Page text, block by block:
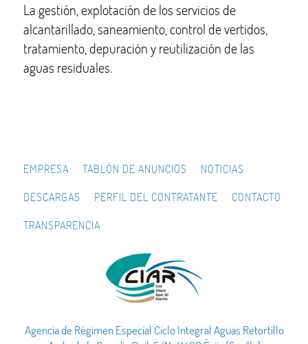
La gestión, explotación de los servicios de
alcantarillado, saneamiento, control de vertidos,
tratamiento, depuración y reutilización de las
aguas residuales.
EMPRESA TABLÓN DE ANUNCIOS NOTICIAS
DESCARGAS PERFIL DEL CONTRATANTE CONTACTO
TRANSPARENCIA
Agencia de Régimen Especial Ciclo Integral Aguas Retortillo